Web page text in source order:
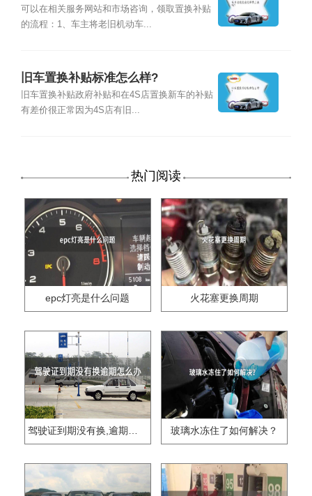
查询?
可以在相关服务网站和市场咨询，领取置换补贴
的流程：1、车主将老旧机动车...
旧车置换补贴标准怎么样?
旧车置换补贴政府补贴和在4S店置换新车的补贴
有差价很正常因为4S店有旧...
热门阅读
epc灯亮是什么问题 火花塞更换周期
驾驶证到期没有换,逾期怎么办?? 玻璃水冻住了如何解决？